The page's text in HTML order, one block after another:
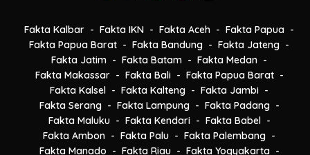
Fakta Kalbar Fakta IKN Fakta Aceh
Fakta Papua
Fakta Papua Barat
Fakta Bandung
Fakta Jateng
Fakta Jatim
Fakta Batam
Fakta Medan
Fakta Makassar
Fakta Bali
Fakta Papua Barat
Fakta Kalsel
Fakta Kalteng
Fakta Jambi
Fakta Serang
Fakta Lampung
Fakta Padang
Fakta Maluku
Fakta Kendari
Fakta Babel
Fakta Ambon
Fakta Palu
Fakta Palembang
Fakta Manado
Fakta Riau Fakta Yogyakarta